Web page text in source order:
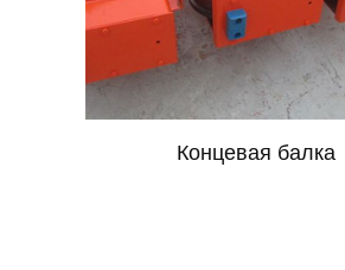
Концевая балка